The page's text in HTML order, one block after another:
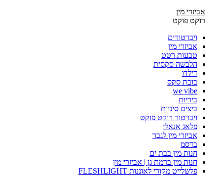
אביזרי מין
רוקט פוקט
ויברטורים
אביזרי מין
טבעות רטט
הלבשה סקסית
דילדו
בובת סקס
we vibe
ביריות
ביצים סיניות
ויברטור רוקט פוקט
פלאג אנאלי
אביזרי מין לגבר
בדסמ
חנות מין בבת ים
חנות מין ברמת גן | אביזרי מין
פלשלייט מקורי לאוננות FLESHLIGHT